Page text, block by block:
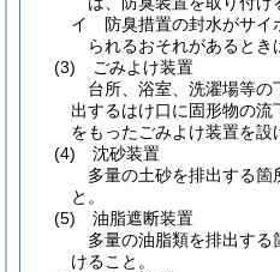
イ
防臭措置の封水がサイ
られるおそれがあるとき
(3)
ごみよけ装置
台所、浴室、洗濯場等
出するはけ口に固形物の
をもったごみよけ装置を設
(4)
沈砂装置
多量の土砂を排出する箇
と。
(5)
油脂遮断装置
多量の油脂類を排出す
けること。